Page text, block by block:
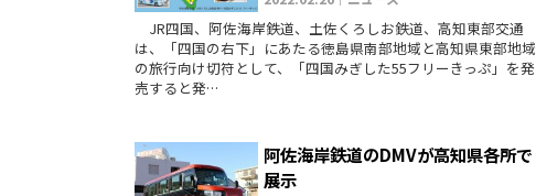
JR四国、阿佐海岸鉄道、土佐くろしお鉄道、高知東部交通
は、「四国の右下」にあたる徳島県南部地域と高知県東部地域
の旅行向け切符として、「四国みぎした55フリーきっぷ」を発
売すると発…
阿佐海岸鉄道のDMVが高知県各所で
展示